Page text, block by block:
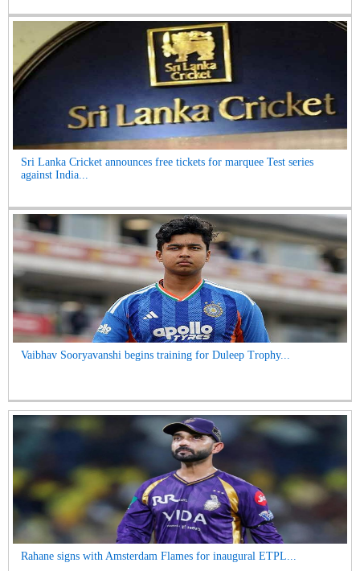
Sri Lanka Cricket announces free tickets for marquee Test series
against India...
Vaibhav Sooryavanshi begins training for Duleep Trophy...
Rahane signs with Amsterdam Flames for inaugural ETPL...